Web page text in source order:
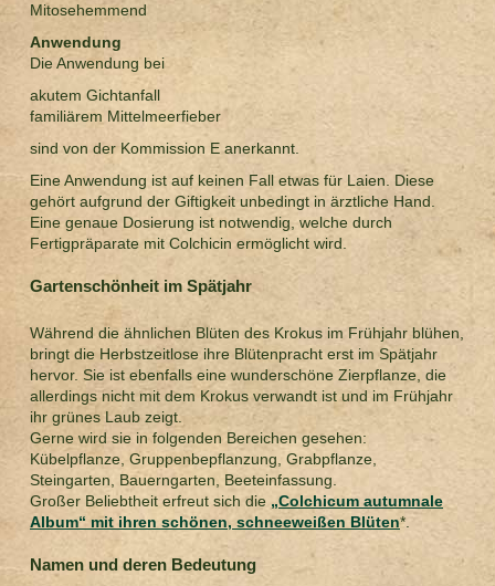
Mitosehemmend
Anwendung
Die Anwendung bei
akutem Gichtanfall
familiärem Mittelmeerfieber
sind von der Kommission E anerkannt.
Eine Anwendung ist auf keinen Fall etwas für Laien. Diese
gehört aufgrund der Giftigkeit unbedingt in ärztliche Hand.
Eine genaue Dosierung ist notwendig, welche durch
Fertigpräparate mit Colchicin ermöglicht wird.
Gartenschönheit im Spätjahr
Während die ähnlichen Blüten des Krokus im Frühjahr blühen,
bringt die Herbstzeitlose ihre Blütenpracht erst im Spätjahr
hervor. Sie ist ebenfalls eine wunderschöne Zierpflanze, die
allerdings nicht mit dem Krokus verwandt ist und im Frühjahr
ihr grünes Laub zeigt.
Gerne wird sie in folgenden Bereichen gesehen:
Kübelpflanze, Gruppenbepflanzung, Grabpflanze,
Steingarten, Bauerngarten, Beeteinfassung.
Großer Beliebtheit erfreut sich die „Colchicum autumnale
Album“ mit ihren schönen, schneeweißen Blüten*.
Namen und deren Bedeutung